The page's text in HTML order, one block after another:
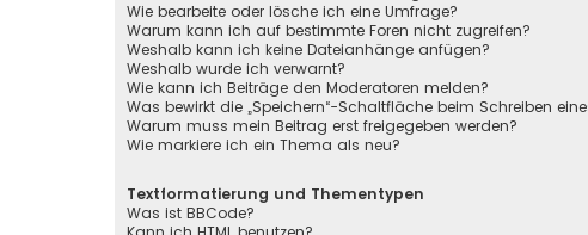
Wie bearbeite oder lösche ich eine Umfrage?
Warum kann ich auf bestimmte Foren nicht zugreifen?
Weshalb kann ich keine Dateianhänge anfügen?
Weshalb wurde ich verwarnt?
Wie kann ich Beiträge den Moderatoren melden?
Was bewirkt die „Speichern“-Schaltfläche beim Schreiben
Warum muss mein Beitrag erst freigegeben werden?
Wie markiere ich ein Thema als neu?
Textformatierung und Thementypen
Was ist BBCode?